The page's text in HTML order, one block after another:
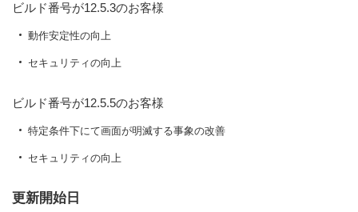
ビルド番号が12.5.3のお客様
動作安定性の向上
セキュリティの向上
ビルド番号が12.5.5のお客様
特定条件下にて画面が明滅する事象の改善
セキュリティの向上
更新開始日